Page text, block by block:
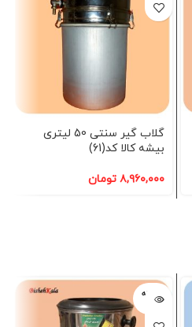
گلاب گیر سنتی 50 لیتری
بیشه کالا کد(61)
۸,۹۶۰,۰۰۰ تومان
فروخته
شده